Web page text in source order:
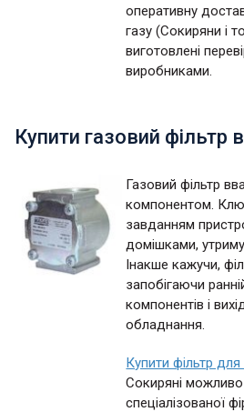
оперативну
газу (Сокиряни і
виготовлені
виробниками.
Купити газовий фільтр
Газовий фільтр
компонентом.
завданням
домішками,
Інакше кажучи,
запобігаючи
компонентів і
обладнання.
Купити фільтр
Сокиряні можливо
спеціалізованої